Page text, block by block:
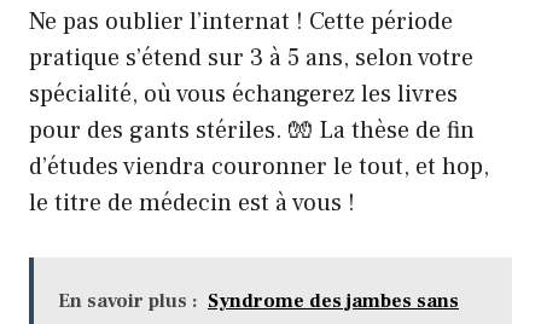
Ne pas oublier l’internat ! Cette période
pratique s’étend sur 3 à 5 ans, selon votre
spécialité, où vous échangerez les livres
pour des gants stériles. 🧤 La thèse de fin
d’études viendra couronner le tout, et hop,
le titre de médecin est à vous !
En savoir plus : Syndrome des jambes sans